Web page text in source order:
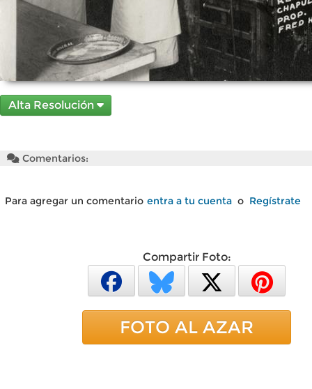
Alta Resolución
Comentarios:
Para agregar un comentario entra a tu cuenta o Regístrate
Compartir Foto:
FOTO AL AZAR